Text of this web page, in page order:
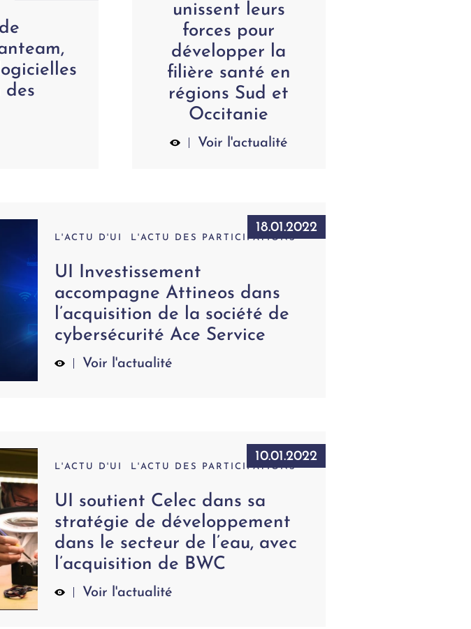
unissent leurs
forces pour
développer la
filière santé en
régions Sud et
Occitanie
Voir l'actualité
18.01.2022
L'ACTU D'UI L'ACTU DES PARTICIPATIONS
UI Investissement
accompagne Attineos dans
l’acquisition de la société de
cybersécurité Ace Service
Voir l'actualité
10.01.2022
L'ACTU D'UI L'ACTU DES PARTICIPATIONS
UI soutient Celec dans sa
stratégie de développement
dans le secteur de l’eau, avec
l’acquisition de BWC
Voir l'actualité